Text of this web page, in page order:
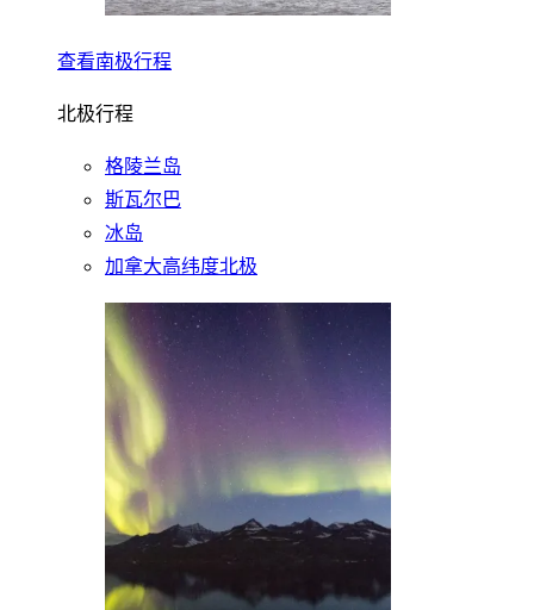
查看南极行程
北极行程
格陵兰岛
斯瓦尔巴
冰岛
加拿大高纬度北极